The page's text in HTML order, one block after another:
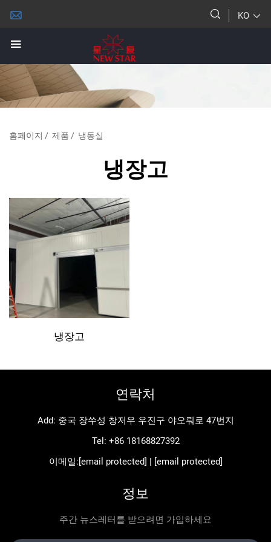
KO
홈페이지 / 제품 / 냉동실
냉장고
냉장고
연락처
Add: 중국 장쑤성 창저우 우진구 야오뤄로 47번지
Tel: +86 18168827392
이메일: [email protected] [email protected]
정보
주간 뉴스레터를 받으려면 가입하세요